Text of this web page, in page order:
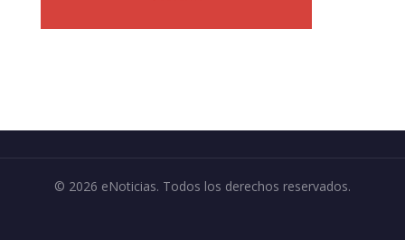
© 2026 eNoticias. Todos los derechos reservados.